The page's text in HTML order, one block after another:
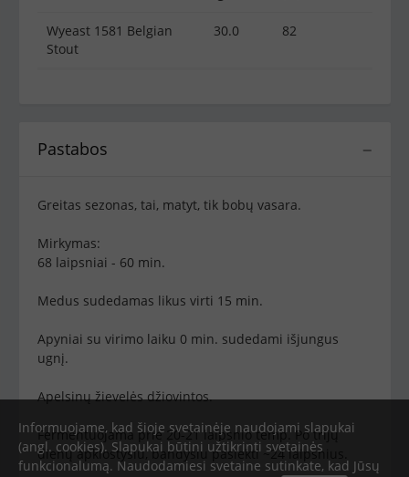
Wyeast 1581 Belgian
Stout
30.0 82
−
Pastabos
Greitas sezonas, tai, matyt, tik bobų vasara.
Mirkymas:
68 laipsniai - 60 min.
Medus sudedamas likus virti 15 min.
Apyniai su virimo laiku 0 min. sudedami išjungus
ugnį.
Apelsinų žievelės džiovintos.
Fermentuojama prie 20-21 laipsnio temp. Po trijų
dienų apklostysiu, bandysiu pasiekti ~24 laipsnius.
Informuojame, kad šioje svetainėje naudojami slapukai
(angl. cookies). Slapukai būtini užtikrinti svetainės
funkcionalumą. Naudodamiesi svetaine sutinkate, kad Jūsų